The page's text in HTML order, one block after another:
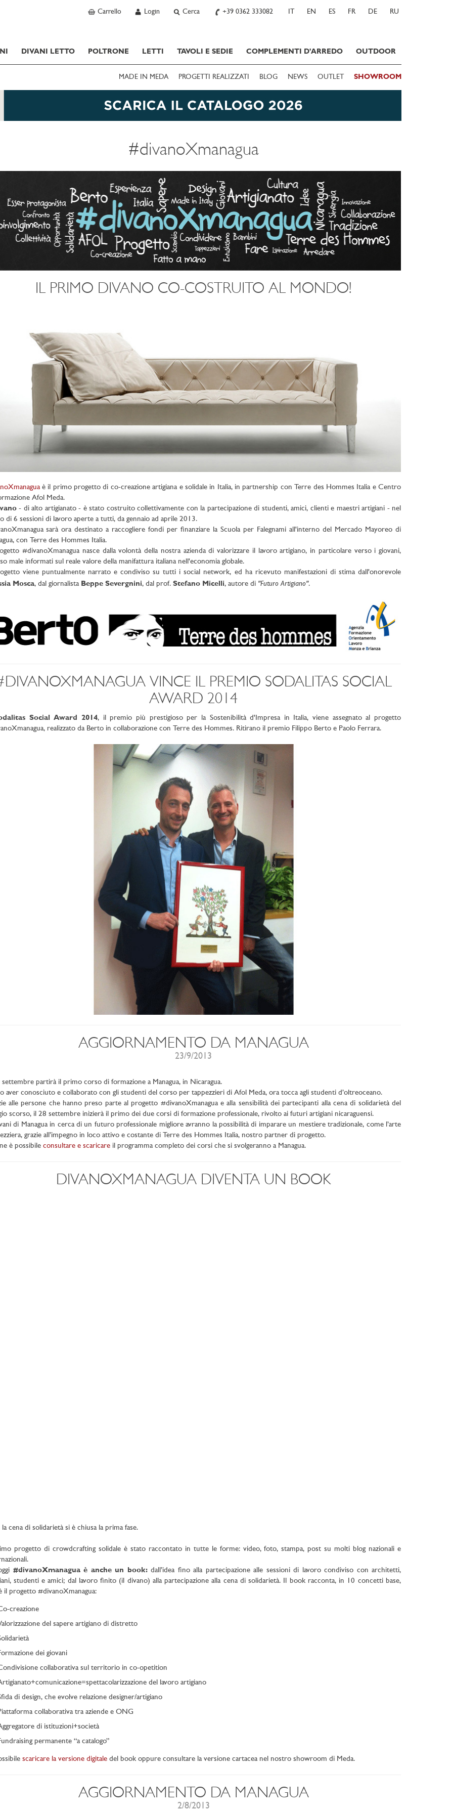
Carrello Login Cerca +39 0362 333082 IT EN ES FR DE RU
DIVANI LETTO POLTRONE LETTI TAVOLI E SEDIE COMPLEMENTI D'ARREDO OUTDOOR
MADE IN MEDA PROGETTI REALIZZATI BLOG NEWS OUTLET SHOWROOM
#divanoXmanagua
IL PRIMO DIVANO CO-COSTRUITO AL MONDO!
è il primo progetto di co-creazione artigiana e solidale in Italia, in partnership con Terre des Hommes Italia e Centro
Afol Meda.
- di alto artigianato - è stato costruito collettivamente con la partecipazione di studenti, amici, clienti e maestri artigiani - nel
di 6 sessioni di lavoro aperte a tutti, da gennaio ad aprile 2013.
sarà ora destinato a raccogliere fondi per finanziare la Scuola per Falegnami all'interno del Mercado Mayoreo di
con Terre des Hommes Italia.
#divanoXmanagua nasce dalla volontà della nostra azienda di valorizzare il lavoro artigiano, in particolare verso i giovani,
male informati sul reale valore della manifattura italiana nell'economia globale.
viene puntualmente narrato e condiviso su tutti i social network, ed ha ricevuto manifestazioni di stima dall'onorevole
Mosca, dal giornalista Beppe Severgnini, dal prof. Stefano Micelli, autore di "Futuro Artigiano".
VINCE IL PREMIO SODALITAS SOCIAL
AWARD 2014
Social Award 2014, il premio più prestigioso per la Sostenibilità d'Impresa in Italia, viene assegnato al progetto
realizzato da Berto in collaborazione con Terre des Hommes. Ritirano il premio Filippo Berto e Paolo Ferrara.
AGGIORNAMENTO DA MANAGUA
23/9/2013
settembre partirà il primo corso di formazione a Managua, in Nicaragua.
aver conosciuto e collaborato con gli studenti del corso per tappezzieri di Afol Meda, ora tocca agli studenti d’oltreoceano.
alle persone che hanno preso parte al progetto #divanoXmanagua e alla sensibilità dei partecipanti alla cena di solidarietà del
scorso, il 28 settembre inizierà il primo dei due corsi di formazione professionale, rivolto ai futuri artigiani nicaraguensi.
di Managua in cerca di un futuro professionale migliore avranno la possibilità di imparare un mestiere tradizionale, come l’arte
grazie all’impegno in loco attivo e costante di Terre des Hommes Italia, nostro partner di progetto.
è possibile consultare e scaricareil programma completo dei corsi che si svolgeranno a Managua.
DIVANOXMANAGUA DIVENTA UN BOOK
cena di solidarietà si è chiusa la prima fase.
progetto di crowdcrafting solidale è stato raccontato in tutte le forme: video, foto, stampa, post su molti blog nazionali e
#divanoXmanagua è anche un book:dall’idea fino alla partecipazione alle sessioni di lavoro condiviso con architetti,
studenti e amici; dal lavoro finito (il divano) alla partecipazione alla cena di solidarietà. Il book racconta, in 10 concetti base,
il progetto #divanoXmanagua:
creazione
del sapere artigiano di distretto
dei giovani
collaborativa sul territorio in co-opetition
del lavoro artigiano
di design, che evolve relazione designer/artigiano
collaborativa tra aziende e ONG
di istituzioni+società
permanente “a catalogo”
scaricare la versione digitaledel book oppure consultare la versione cartacea nel nostro showroom di Meda.
AGGIORNAMENTO DA MANAGUA
2/8/2013